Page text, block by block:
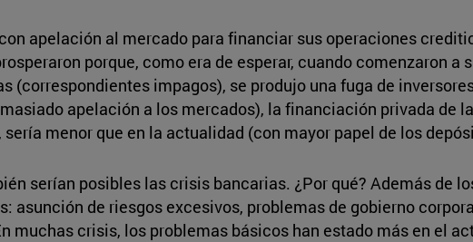
apelación al mercado para financiar sus operaciones
porque, como era de esperar, cuando comenzaron a
impagos), se produjo una fuga de
apelación a los mercados), la financiación privada de
menor que en la actualidad (con mayor papel de los
serían posibles las crisis bancarias. ¿Por qué? Además de
asunción de riesgos excesivos, problemas de gobierno
muchas crisis, los problemas básicos han estado más en el